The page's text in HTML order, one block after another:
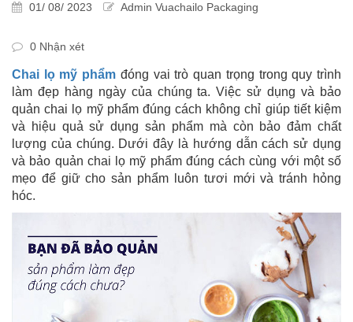
01/ 08/ 2023 Admin Vuachailo Packaging
0 Nhận xét
Chai lọ mỹ phẩm đóng vai trò quan trọng trong quy trình
làm đẹp hàng ngày của chúng ta. Việc sử dụng và bảo
quản chai lọ mỹ phẩm đúng cách không chỉ giúp tiết kiệm
và hiệu quả sử dụng sản phẩm mà còn bảo đảm chất
lượng của chúng. Dưới đây là hướng dẫn cách sử dụng
và bảo quản chai lọ mỹ phẩm đúng cách cùng với một số
mẹo để giữ cho sản phẩm luôn tươi mới và tránh hỏng
hóc.